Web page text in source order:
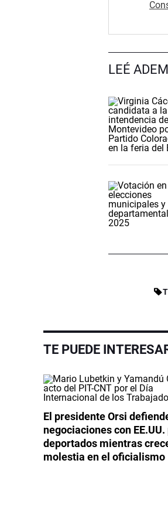
LEÉ
TE PUEDE
El presidente Orsi
negociaciones con
deportados mientras
molestia en el oficialismo